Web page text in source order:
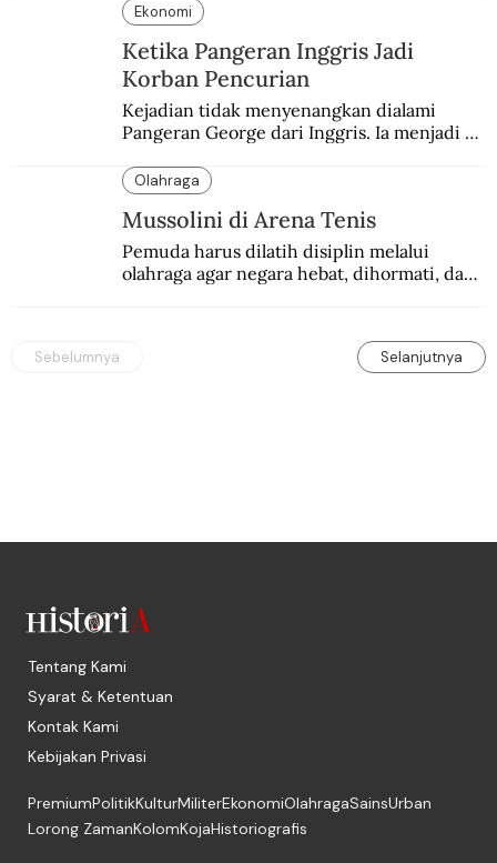
Ekonomi
Ketika Pangeran Inggris Jadi
Korban Pencurian
Kejadian tidak menyenangkan dialami
Pangeran George dari Inggris. Ia menjadi
Buenos Aires, Argentina.
Olahraga
Mussolini di Arena Tenis
Pemuda harus dilatih disiplin melalui
olahraga agar negara hebat, dihormati, dan
Sebelumnya Selanjutnya
Tentang Kami
Syarat & Ketentuan
Kontak Kami
Kebijakan Privasi
PremiumPolitikKulturMiliterEkonomiOlahragaSainsUrban
Lorong ZamanKolomKojaHistoriografis